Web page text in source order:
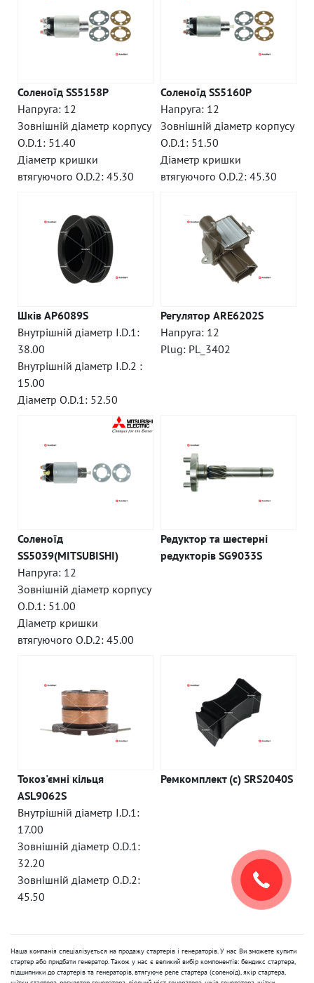
Соленоїд SS5158P
Напруга: 12
Зовнішній діаметр корпусу
O.D.1: 51.40
Діаметр кришки
втягуючого O.D.2: 45.30
Соленоїд SS5160P
Напруга: 12
Зовнішній діаметр корпусу
O.D.1: 51.50
Діаметр кришки
втягуючого O.D.2: 45.30
Шків AP6089S
Внутрішній діаметр I.D.1:
38.00
Внутрішній діаметр I.D.2 :
15.00
Діаметр O.D.1: 52.50
Регулятор ARE6202S
Напруга: 12
Plug: PL_3402
Соленоїд
SS5039(MITSUBISHI)
Напруга: 12
Зовнішній діаметр корпусу
O.D.1: 51.00
Діаметр кришки
втягуючого O.D.2: 45.00
Редуктор та шестерні
редукторів SG9033S
Токоз'ємні кільця
ASL9062S
Внутрішній діаметр I.D.1:
17.00
Зовнішній діаметр O.D.1:
32.20
Зовнішній діаметр O.D.2:
45.50
Ремкомплект (c) SRS2040S
Наша компанія спеціалізується на продажу стартерів і генераторів. У нас Ви зможете купити
стартер або придбати генератор. Також у нас є великий вибір компонентів: бендикс стартера,
підшипники до стартерів та генераторів, втягуюче реле стартера (соленоїд), якір стартера,